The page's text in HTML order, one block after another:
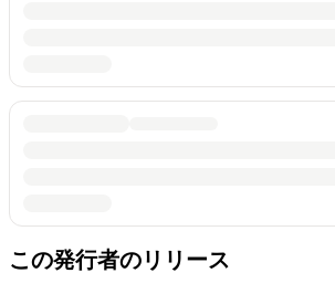
この発行者のリリース